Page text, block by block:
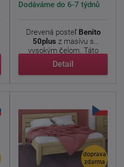
Dodáváme do 6-7 týdnů
Drevená posteľ Benito
50plus z masívu s
vysokým čelom. Táto
posteľ je ...
Detail
doprava
zdarma